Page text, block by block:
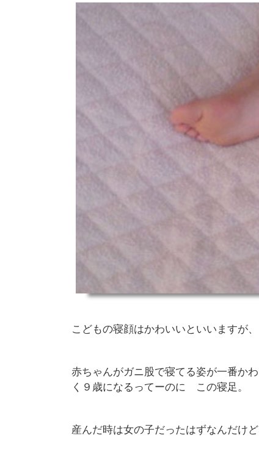
こどもの寝顔はかわいいといいますが
赤ちゃんがガニ股で寝てる姿が一番か
く９歳になるってーのに この寝足。
産んだ時は女の子だったはずなんだけど